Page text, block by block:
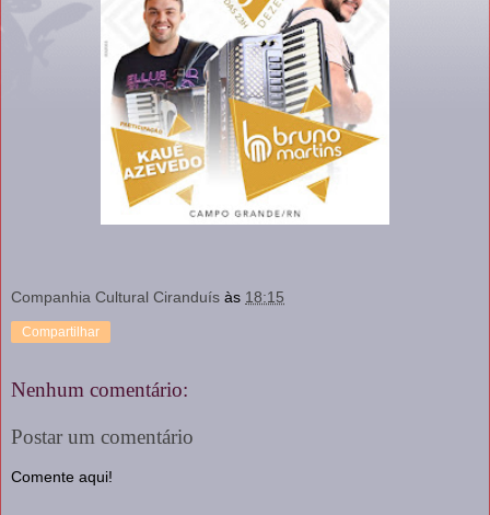
Companhia Cultural Ciranduís às 18:15
Compartilhar
Nenhum comentário:
Postar um comentário
Comente aqui!